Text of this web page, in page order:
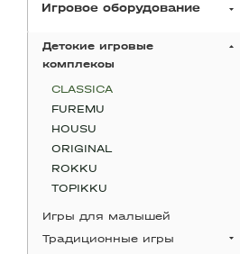
Игровое оборудование
Детские игровые
комплексы
CLASSICA
FUREMU
HOUSU
ORIGINAL
ROKKU
TOPIKKU
Игры для малышей
Традиционные игры